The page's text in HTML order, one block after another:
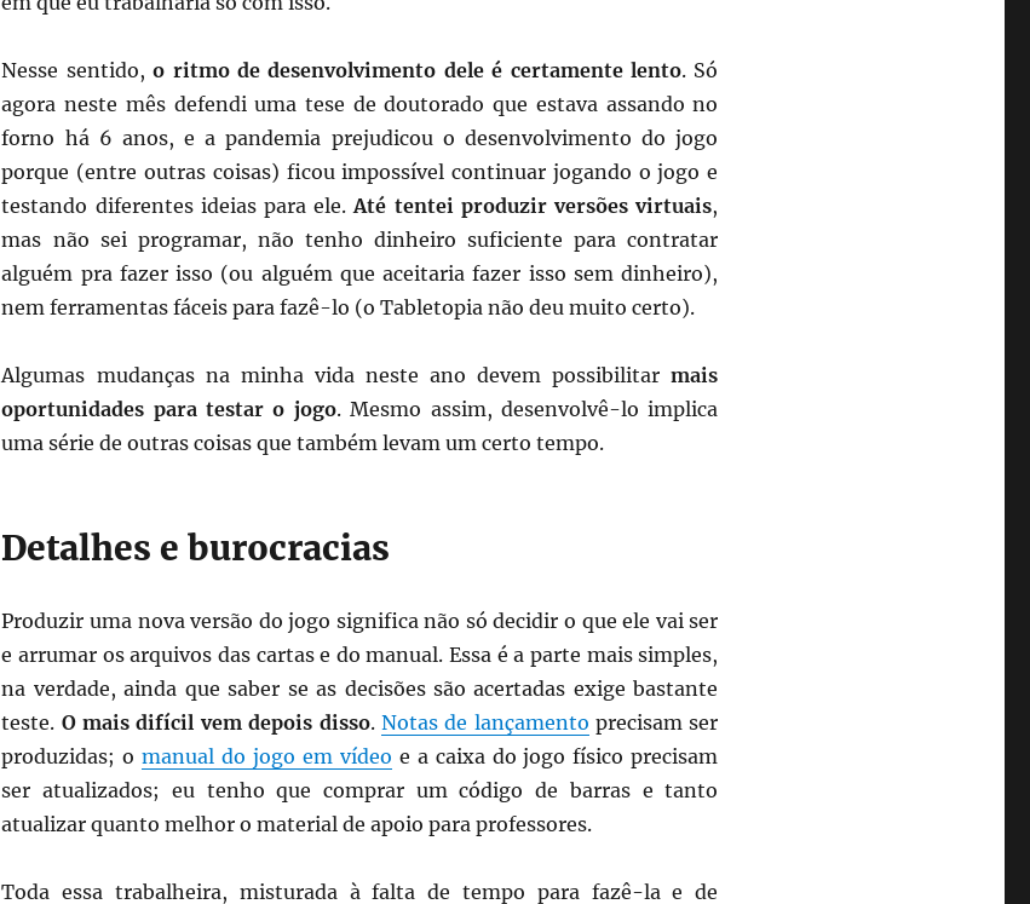
Nesse sentido,o ritmo de desenvolvimento dele é certamente lento. Só
agora neste mês defendi uma tese de doutorado que estava assando no
forno há 6 anos, e a pandemia prejudicou o desenvolvimento do jogo
porque (entre outras coisas) ficou impossível continuar jogando o jogo e
testando diferentes ideias para ele.Até tentei produzir versões virtuais,
mas não sei programar, não tenho dinheiro suficiente para contratar
alguém pra fazer isso (ou alguém que aceitaria fazer isso sem dinheiro),
nem ferramentas fáceis para fazê-lo (o Tabletopia não deu muito certo).
Algumas mudanças na minha vida neste ano devem possibilitarmais
oportunidades para testar o jogo. Mesmo assim, desenvolvê-lo implica
uma série de outras coisas que também levam um certo tempo.
Detalhes e burocracias
Produzir uma nova versão do jogo significa não só decidir o que ele vai ser
e arrumar os arquivos das cartas e do manual. Essa é a parte mais simples,
na verdade, ainda que saber se as decisões são acertadas exige bastante
teste. O mais difícil vem depois disso. Notas de lançamento precisam ser
produzidas; omanual do jogo em vídeo e a caixa do jogo físico precisam
ser atualizados; eu tenho que comprar um código de barras e tanto
atualizar quanto melhor o material de apoio para professores.
Toda essa trabalheira, misturada à falta de tempo para fazê-la e de